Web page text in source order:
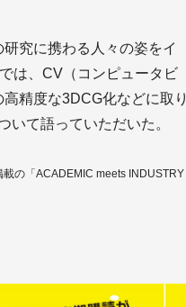
究に携わる人々の姿をイ
は、CV（コンピュータビ
精度な3DCG化などに取り
いて語っていただいた。
載の「ACADEMIC meets INDUSTRY